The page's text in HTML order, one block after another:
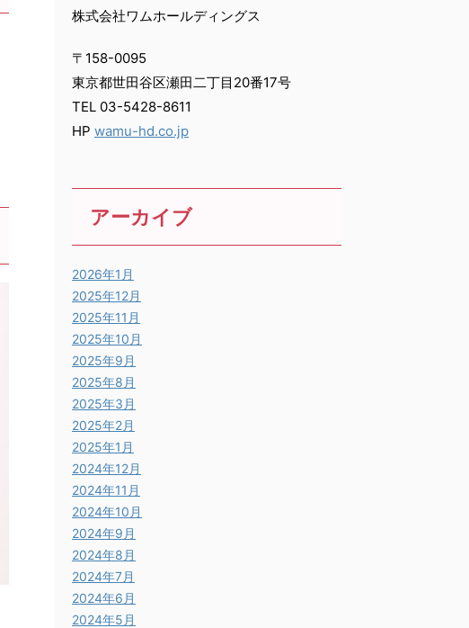
株式会社ワムホールディングス
〒158-0095
東京都世田谷区瀬田二丁目20番17号
TEL 03-5428-8611
HP wamu-hd.co.jp
アーカイブ
2026年1月
2025年12月
2025年11月
2025年10月
2025年9月
2025年8月
2025年3月
2025年2月
2025年1月
2024年12月
2024年11月
2024年10月
2024年9月
2024年8月
2024年7月
2024年6月
2024年5月